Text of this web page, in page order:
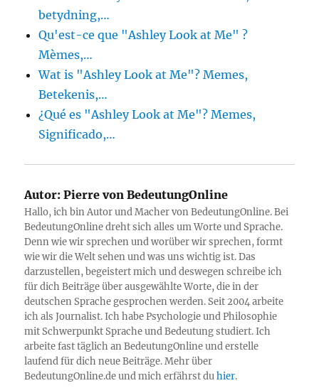
betydning,…
Qu'est-ce que "Ashley Look at Me" ?
Mèmes,…
Wat is "Ashley Look at Me"? Memes,
Betekenis,…
¿Qué es "Ashley Look at Me"? Memes,
Significado,…
Autor: Pierre von BedeutungOnline
Hallo, ich bin Autor und Macher von BedeutungOnline. Bei
BedeutungOnline dreht sich alles um Worte und Sprache.
Denn wie wir sprechen und worüber wir sprechen, formt
wie wir die Welt sehen und was uns wichtig ist. Das
darzustellen, begeistert mich und deswegen schreibe ich
für dich Beiträge über ausgewählte Worte, die in der
deutschen Sprache gesprochen werden. Seit 2004 arbeite
ich als Journalist. Ich habe Psychologie und Philosophie
mit Schwerpunkt Sprache und Bedeutung studiert. Ich
arbeite fast täglich an BedeutungOnline und erstelle
laufend für dich neue Beiträge. Mehr über
BedeutungOnline.de und mich erfährst duhier.